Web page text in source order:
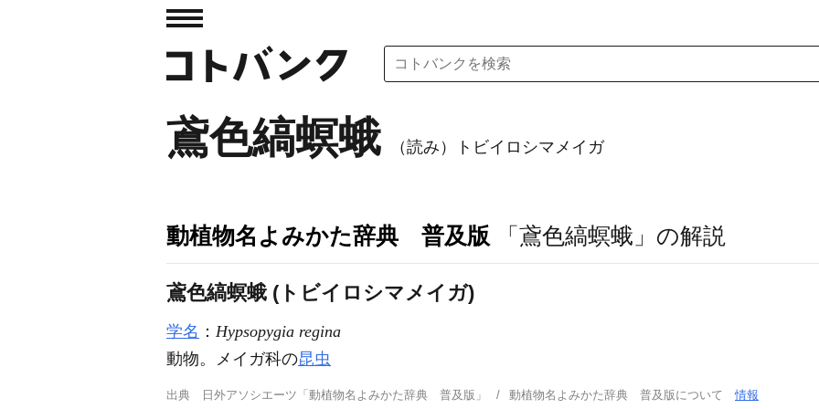
鳶色縞螟蛾 （読み）トビイロシマメイガ
動植物名よみかた辞典 普及版 「鳶色縞螟蛾」の解説
鳶色縞螟蛾 (トビイロシマメイガ)
学名 ： Hypsopygia regina
動物。メイガ科の昆虫
出典 日外アソシエーツ「動植物名よみかた辞典 普及版」 動植物名よみかた辞典 普及版について情報